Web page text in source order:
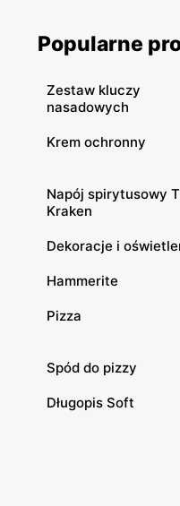
Popularne
Zestaw kluczy
nasadowych
Krem ochronny
Napój spirytusowy
Kraken
Dekoracje i
Hammerite
Pizza
Spód do pizzy
Długopis Soft